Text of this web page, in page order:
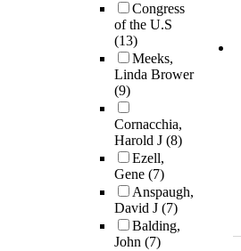
Congress
of the U.S
(13)
Meeks,
Linda Brower
(9)
Cornacchia,
Harold J (8)
Ezell,
Gene (7)
Anspaugh,
David J (7)
Balding,
John (7)